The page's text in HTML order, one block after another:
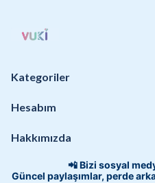
Kategoriler
Hesabım
Hakkımızda
📲 Bizi sosyal
Güncel paylaşımlar, perde